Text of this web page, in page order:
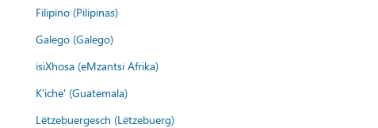
Filipino (Pilipinas)
Galego (Galego)
isiXhosa (eMzantsi Afrika)
K'iche' (Guatemala)
Lëtzebuergesch (Lëtzebuerg)